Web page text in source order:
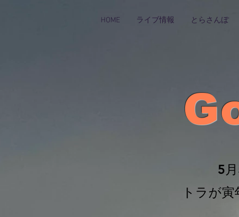
HOME ライブ情報 とらさんぽ
5
トラが